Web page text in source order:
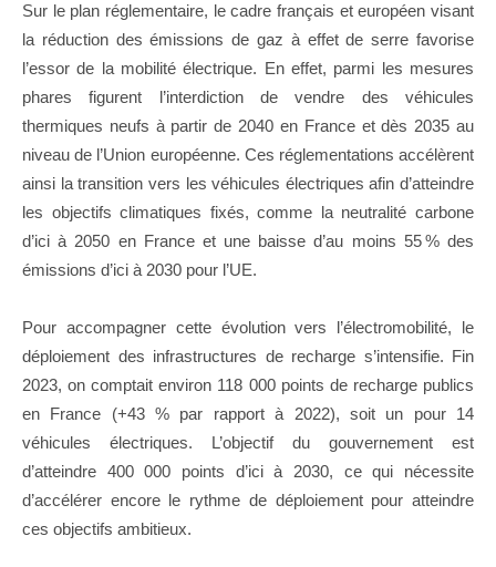
Sur le plan réglementaire, le cadre français et européen visant
la réduction des émissions de gaz à effet de serre favorise
l’essor de la mobilité électrique. En effet, parmi les mesures
phares figurent l’interdiction de vendre des véhicules
thermiques neufs à partir de 2040 en France et dès 2035 au
niveau de l’Union européenne. Ces réglementations accélèrent
ainsi la transition vers les véhicules électriques afin d’atteindre
les objectifs climatiques fixés, comme la neutralité carbone
d’ici à 2050 en France et une baisse d’au moins 55 % des
émissions d’ici à 2030 pour l’UE.
Pour accompagner cette évolution vers l’électromobilité, le
déploiement des infrastructures de recharge s’intensifie. Fin
2023, on comptait environ 118 000 points de recharge publics
en France (+43 % par rapport à 2022), soit un pour 14
véhicules électriques. L’objectif du gouvernement est
d’atteindre 400 000 points d’ici à 2030, ce qui nécessite
d’accélérer encore le rythme de déploiement pour atteindre
ces objectifs ambitieux.